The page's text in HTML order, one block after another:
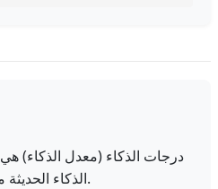
درجات الذكاء (معدل الذكاء)
الذكاء الحديثة مصممة بحيث يكون المتوسط (المعدل) 100، مع انحراف معياري قدره 15.